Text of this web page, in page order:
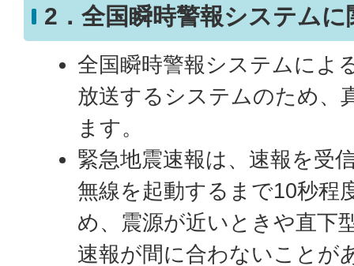
2．全国瞬時警報システム
全国瞬時警報システムによ
放送するシステムのため、
ます。
緊急地震速報は、速報を受
無線を起動するまで10秒程
め、震源が近いときや直下
速報が間に合わないことが